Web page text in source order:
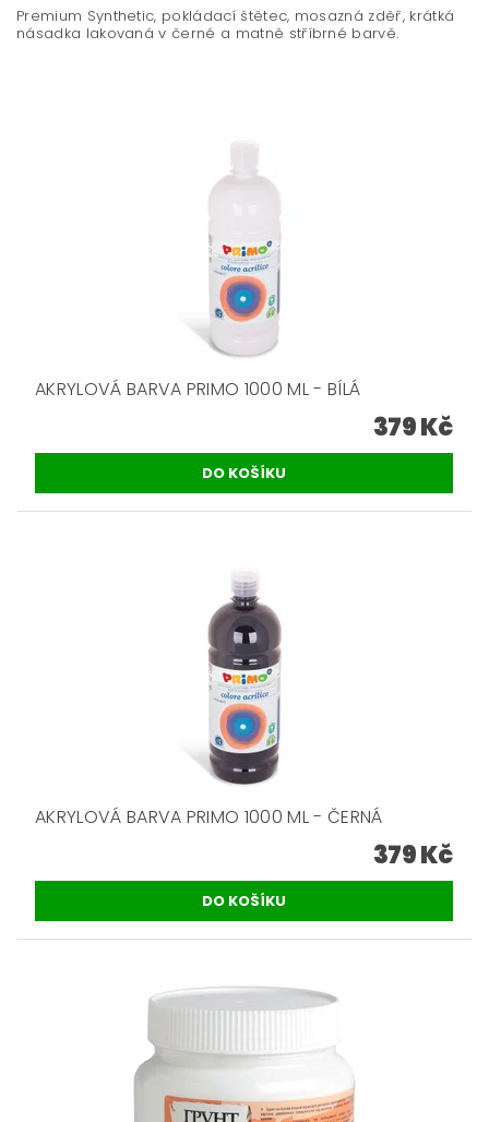
Premium Synthetic, pokládací štětec, mosazná zděř, krátká
násadka lakovaná v černé a matně stříbrné barvě.
AKRYLOVÁ BARVA PRIMO 1000 ML - BÍLÁ
379 Kč
AKRYLOVÁ BARVA PRIMO 1000 ML - ČERNÁ
379 Kč